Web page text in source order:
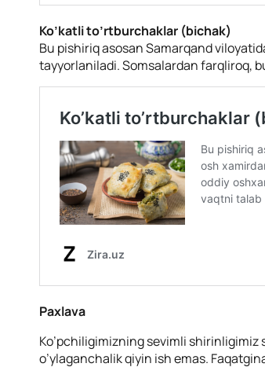
Ko’katli to’rtburchaklar (bichak)
Bu pishiriq asosan Samarqand
tayyorlaniladi. Somsalardan farqliroq,
Paxlava
Ko’pchiligimizning sevimli
o’ylaganchalik qiyin ish emas.